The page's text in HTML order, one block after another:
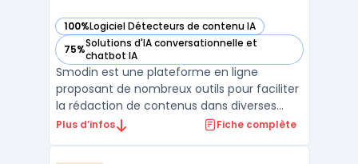
100%Logiciel Détecteurs de contenu IA
— voir Smodin dans cette catégorie
75%Solutions d'IA conversationnelle et
chatbot IA
— voir Smodin dans cette catégorie
Smodin est une plateforme en ligne
proposant de nombreux outils pour faciliter
la rédaction de contenus dans diverses
langues.Une aide précieuse pour la
Plus d’infos Fiche complète